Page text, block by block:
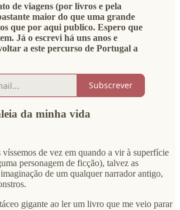
de viagens (por livros e pela
maior do que uma grande
que por aqui publico. Espero que
Já o escrevi há uns anos e
a este percurso de Portugal a
Subscrever
da minha vida
víssemos de vez em quando a vir à superfície
personagem de ficção), talvez as
de um qualquer narrador antigo,
gigante ao ler um livro que me veio parar